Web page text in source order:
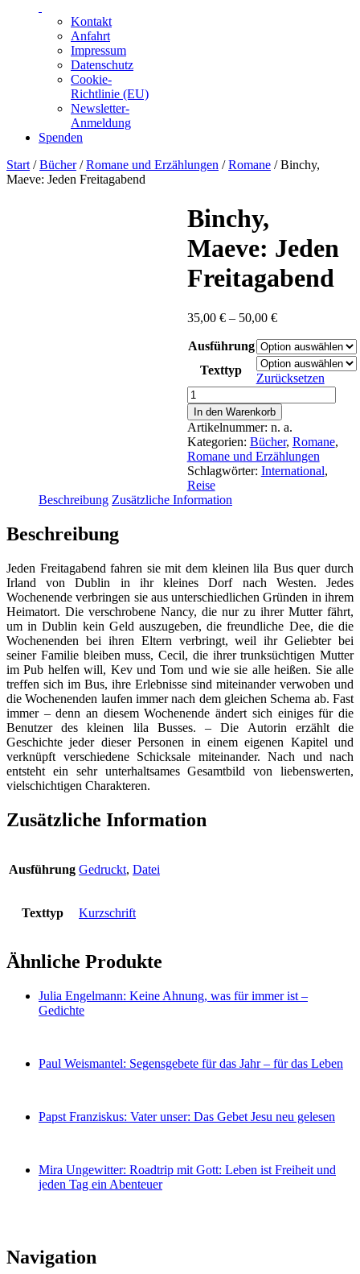
Kontakt
Anfahrt
Impressum
Datenschutz
Cookie-
Richtlinie (EU)
Newsletter-
Anmeldung
Spenden
Skip
to
Start /Bücher/Romane und Erzählungen /Romane / Binchy,
Maeve: Jeden Freitagabend
Binchy,
Maeve: Jeden
Freitagabend
35,00 € – 50,00 €Preisspanne:
bis
50,00 €
Ausführung
Texttyp
Zurücksetzen
Binchy,
Maeve:
Jeden
Freitagabend
Menge
In den Warenkorb
Artikelnummer: n. a.
Kategorien: Bücher, Romane,
Romane und Erzählungen
Schlagwörter: International,
Reise
Beschreibung Zusätzliche Information
Beschreibung
Jeden Freitagabend fahren sie mit dem kleinen lila Bus quer durch
Irland von Dublin in ihr kleines Dorf nach Westen. Jedes
Wochenende verbringen sie aus unterschiedlichen Gründen in ihrem
Heimatort. Die verschrobene Nancy, die nur zu ihrer Mutter fährt,
um in Dublin kein Geld auszugeben, die freundliche Dee, die die
Wochenenden bei ihren Eltern verbringt, weil ihr Geliebter bei
seiner Familie bleiben muss, Cecil, die ihrer trunksüchtigen Mutter
im Pub helfen will, Kev und Tom und wie sie alle heißen. Sie alle
treffen sich im Bus, ihre Erlebnisse sind miteinander verwoben und
die Wochenenden laufen immer nach dem gleichen Schema ab. Fast
immer – denn an diesem Wochenende ändert sich einiges für die
Benutzer des kleinen lila Busses. – Die Autorin erzählt die
Geschichte jeder dieser Personen in einem eigenen Kapitel und
verknüpft verschiedene Schicksale miteinander. Nach und nach
entsteht ein sehr unterhaltsames Gesamtbild von liebenswerten,
vielschichtigen Charakteren.
Zusätzliche Information
Ausführung Gedruckt, Datei
Texttyp Kurzschrift
Ähnliche Produkte
Julia Engelmann: Keine Ahnung, was für immer ist –
Gedichte
Paul Weismantel: Segensgebete für das Jahr – für das Leben
Papst Franziskus: Vater unser: Das Gebet Jesu neu gelesen
Mira Ungewitter: Roadtrip mit Gott: Leben ist Freiheit und
jeden Tag ein Abenteuer
Navigation